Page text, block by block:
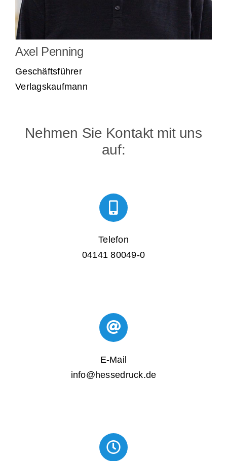
Axel Penning
Geschäftsführer
Verlagskaufmann
Nehmen Sie Kontakt mit uns
auf:
Telefon
04141 80049-0
E-Mail
info@hessedruck.de